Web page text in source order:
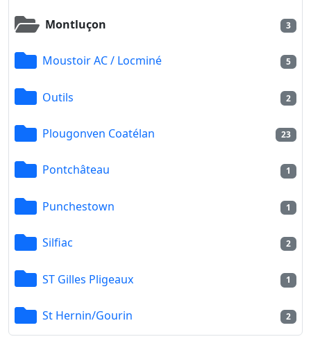
Montluçon 3
Moustoir AC / Locminé 5
Outils 2
Plougonven Coatélan 23
Pontchâteau 1
Punchestown 1
Silfiac 2
ST Gilles Pligeaux 1
St Hernin/Gourin 2